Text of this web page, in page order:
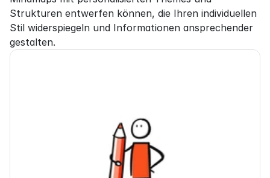
Strukturen entwerfen können, die Ihren individuellen
Stil widerspiegeln und Informationen ansprechender
gestalten.